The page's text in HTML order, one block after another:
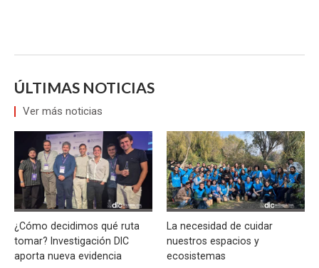
ÚLTIMAS NOTICIAS
Ver más noticias
¿Cómo decidimos qué ruta
tomar? Investigación DIC
aporta nueva evidencia
La necesidad de cuidar
nuestros espacios y
ecosistemas